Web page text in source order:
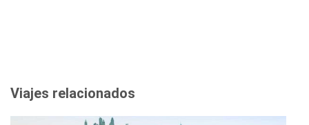
Viajes relacionados